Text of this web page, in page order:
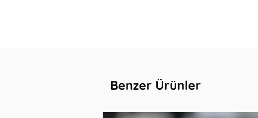
Benzer Ürünler